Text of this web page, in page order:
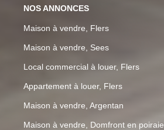
NOS ANNONCES
Maison à vendre, Flers
Maison à vendre, Sees
Local commercial à louer, Flers
Appartement à louer, Flers
Maison à vendre, Argentan
Maison à vendre, Domfront en poiraie